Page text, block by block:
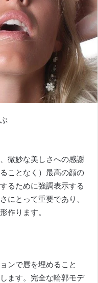
微妙な美しさへの感謝
ことなく）最高の顔の
るために強調表示する
にとって重要であり、
作ります。
ンで唇を埋めること
ます。 完全な輪郭モデ